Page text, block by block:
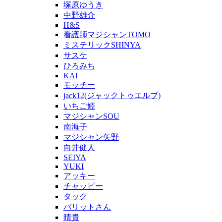
塚原ゆうき
中野雄介
H&S
看護師マジシャンTOMO
ミステリックSHINYA
サスケ
ひろみち
KAI
モッチー
jack12(ジャックトゥエルブ)
いちご姫
マジシャンSOU
南海子
マジシャン矢野
向井健人
SEIYA
YUKI
アッキー
チャッピー
タック
バリットさん
晴貴